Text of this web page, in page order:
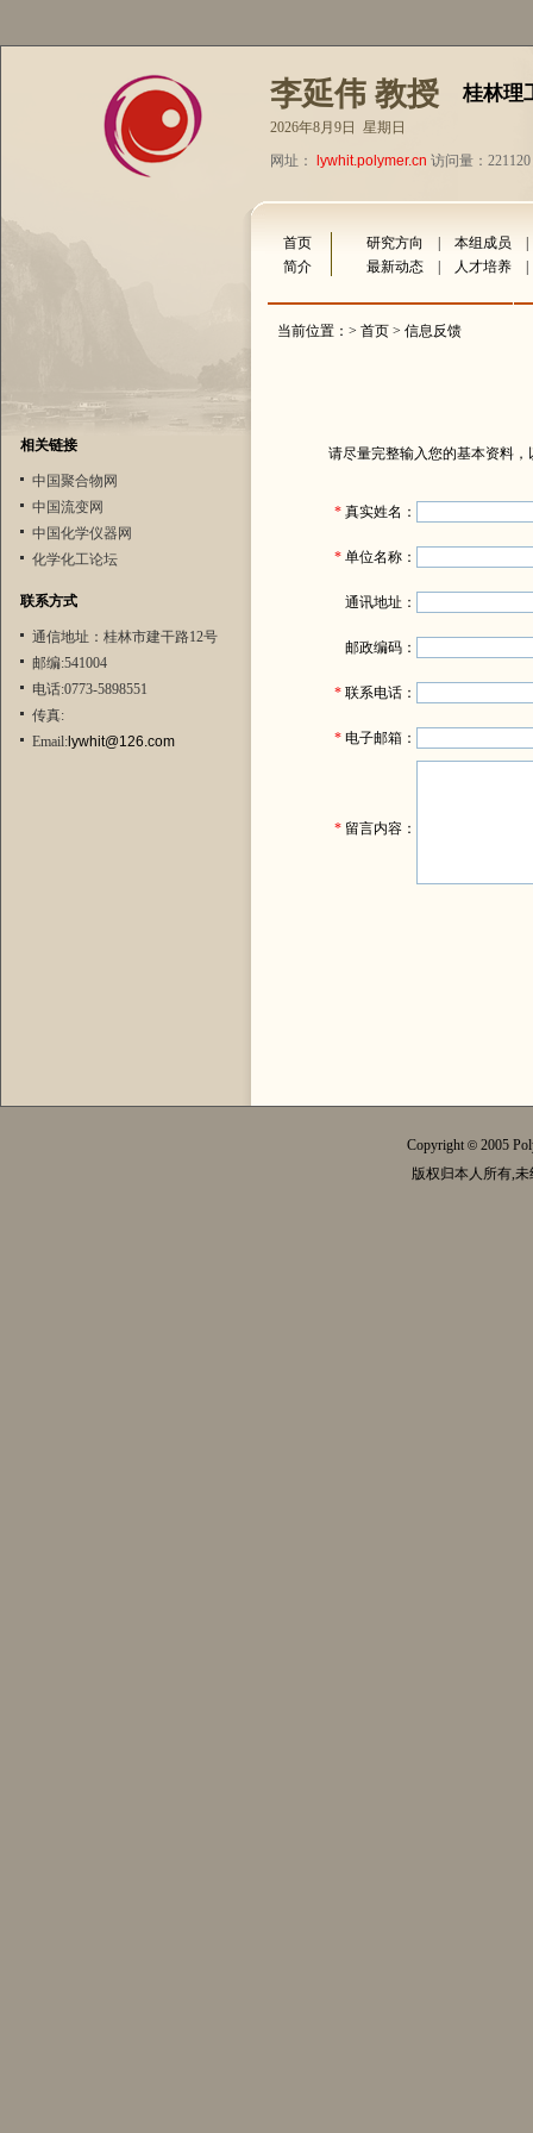
李延伟 教授 桂林理
2026年8月9日 星期日
网址：
lywhit.polymer.cn 访问量：221120
相关链接
中国聚合物网
中国流变网
中国化学仪器网
化学化工论坛
联系方式
通信地址：桂林市建干路12号
邮编:541004
电话:0773-5898551
传真:
Email:lywhit@126.com
首页 研究方向 本组成员
简介
最新动态 人才培养
当前位置：> 首页 > 信息反馈
请尽量完整输入您的基本资料
* 真实姓名：
* 单位名称：
通讯地址：
邮政编码：
* 联系电话：
* 电子邮箱：
* 留言内容：
Copyright© 2005
版权归本人所有,